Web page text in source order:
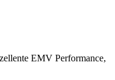
EMV Performance,